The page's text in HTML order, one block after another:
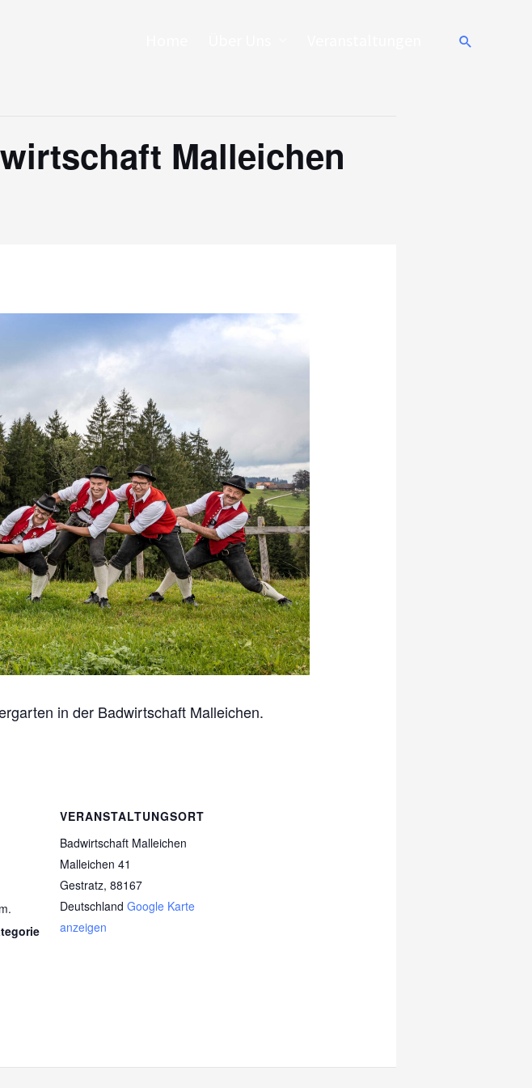
Suchen
Malleichen
in der Badwirtschaft Malleichen.
VERANSTALTUNGSORT
Badwirtschaft Malleichen
Malleichen 41
Gestratz, 88167
Deutschland Google Karte
anzeigen